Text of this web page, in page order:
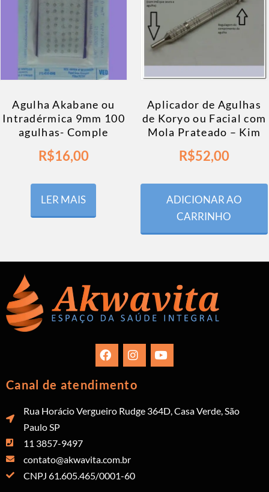
Agulha Akabane ou
Intradérmica 9mm 100
agulhas- Comple
R$16,00
LER MAIS
Aplicador de Agulhas
de Koryo ou Facial com
Mola Prateado – Kim
R$52,00
ADICIONAR AO
CARRINHO
Canal de atendimento
Rua Horácio Vergueiro Rudge 364D, Casa Verde, São
Paulo SP
11 3857-9497
contato@akwavita.com.br
CNPJ 61.605.465/0001-60